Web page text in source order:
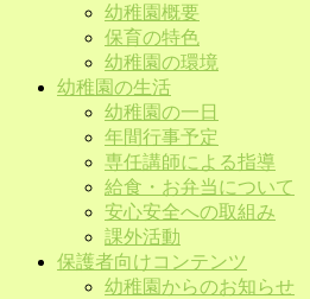
幼稚園概要
保育の特色
幼稚園の環境
幼稚園の生活
幼稚園の一日
年間行事予定
専任講師による指導
給食・お弁当について
安心安全への取組み
課外活動
保護者向けコンテンツ
幼稚園からのお知らせ